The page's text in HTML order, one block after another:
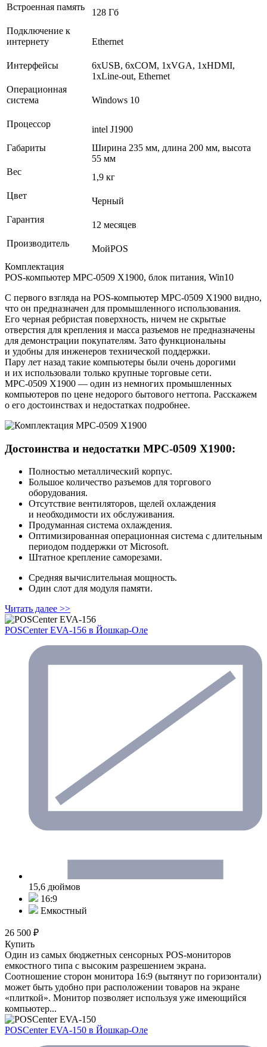
Встроенная память
128 Гб
Подключение к
интернету
Ethernet
Интерфейсы
6хUSB, 6xCOM, 1хVGA, 1хHDMI,
1хLine-out, Ethernet
Операционная
система
Windows 10
Процессор
intel J1900
Габариты
Ширина 235 мм, длина 200 мм, высота
55 мм
Вес
1,9 кг
Цвет
Черный
Гарантия
12 месяцев
Производитель
МойPOS
Комплектация
POS-компьютер MPC-0509 X1900, блок питания, Win10
С первого взгляда на POS‑компьютер MPC‑0509 X1900 видно,
что он предназначен для промышленного использования.
Его черная ребристая поверхность, ничем не скрытые
отверстия для крепления и масса разъемов не предназначены
для демонстрации покупателям. Зато функциональны
и удобны для инженеров технической поддержки.
Пару лет назад такие компьютеры были очень дорогими
и их использовали только крупные торговые сети.
MPC‑0509 X1900 — один из немногих промышленных
компьютеров по цене недорого бытового неттопа. Расскажем
о его достоинствах и недостатках подробнее.
Достоинства и недостатки MPC‑0509 X1900:
Полностью металлический корпус.
Большое количество разъемов для торгового
оборудования.
Отсутствие вентиляторов, щелей охлаждения
и необходимости их обслуживания.
Продуманная система охлаждения.
Оптимизированная операционная система с длительным
периодом поддержки от Microsoft.
Штатное крепление саморезами.
Средняя вычислительная мощность.
Один слот для модуля памяти.
Читать далее >>
POSCenter EVA-156 в Йошкар-Оле
15,6 дюймов
16:9
Емкостный
26 500 ₽
Купить
Один из самых бюджетных сенсорных POS-мониторов
емкостного типа с высоким разрешением экрана.
Соотношение сторон монитора 16:9 (вытянут по горизонтали)
может быть удобно при расположении товаров на экране
«плиткой». Монитор позволяет используя уже имеющийся
компьютер...
POSCenter EVA-150 в Йошкар-Оле